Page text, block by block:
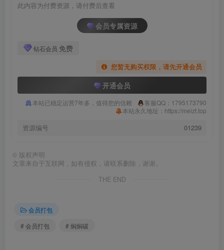
此内容为付费资源，请付费后查看
会员专属资源
钻石会员 免费
您暂无购买权限，请先开通会员
开通会员
本站已稳定运营7年多，值得您的信赖
客服QQ：1795173790
本站永久地址：https://meizt.top
资源编号 01239
© 版权声明
文章来自于互联网，如有侵权，请联系删除，谢谢。
THE END
会员打包
# 会员打包
# 焖焖碳